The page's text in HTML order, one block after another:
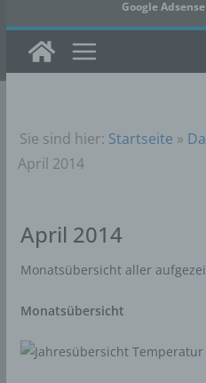
Google Adsense
✓ Erlauben
Sie sind hier: Startseite »
April 2014
April 2014
Monatsübersicht aller
Monatsübersicht